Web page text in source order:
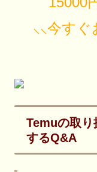
⸜⸜今すぐ
Temuの取り
するQ&A